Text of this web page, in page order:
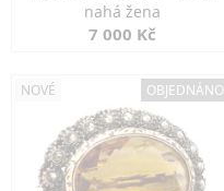
nahá žena
7 000 Kč
NOVÉ OBJEDNÁNO